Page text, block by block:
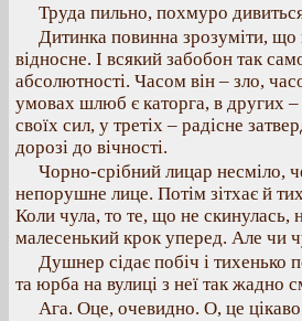
Труда пильно, похмуро
Дитинка повинна зрозуміти, що
відносне. І всякий забобон так
абсолютності. Часом він – зло,
умовах шлюб є каторга, в других –
своїх сил, у третіх – радісне
дорозі до вічності.
Чорно-срібний лицар несміло,
непорушне лице. Потім зітхає й
Коли чула, то те, що не скинулась,
малесенький крок уперед. Але чи
Душнер сідає побіч і тихенько
та юрба на вулиці з неї так жадно
Ага. Оце, очевидно. О, це